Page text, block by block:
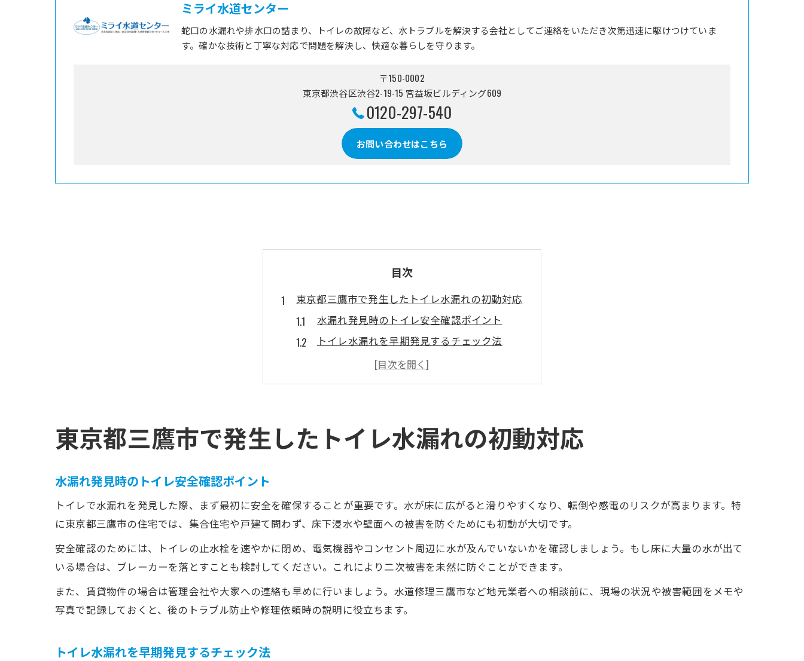
ミライ水道センター
蛇口の水漏れや排水口の詰まり、トイレの故障など、水トラブルを解決する会社としてご連絡をいただき次第迅速に駆けつけていま
す。確かな技術と丁寧な対応で問題を解決し、快適な暮らしを守ります。
〒150-0002
東京都渋谷区渋谷2-19-15 宮益坂ビルディング609
0120-297-540
お問い合わせはこちら
目次
東京都三鷹市で発生したトイレ水漏れの初動対応
水漏れ発見時のトイレ安全確認ポイント
トイレ水漏れを早期発見するチェック法
急な水漏れでも慌てない初期対応の流れ
三鷹市で水漏れトラブルが起きた際の注意点
水漏れトラブル解決へ三鷹市でできること
三鷹市で水漏れ時に役立つトイレ修理知識
簡単にできる水漏れ応急処置の具体例
水漏れ時の三鷹市での正しい行動とは
原因から探るトイレ水漏れ対策のポイント
水漏れの主な原因を知り的確に対策する
トイレ水漏れの部位別原因とその見分け方
よくある水漏れトラブルの予防策まとめ
東京都三鷹市で発生したトイレ水漏れの初動対応
水漏れ発見時のトイレ安全確認ポイント
トイレで水漏れを発見した際、まず最初に安全を確保することが重要です。水が床に広がると滑りやすくなり、転倒や感電のリスクが高まります。特
に東京都三鷹市の住宅では、集合住宅や戸建て問わず、床下浸水や壁面への被害を防ぐためにも初動が大切です。
安全確認のためには、トイレの止水栓を速やかに閉め、電気機器やコンセント周辺に水が及んでいないかを確認しましょう。もし床に大量の水が出て
いる場合は、ブレーカーを落とすことも検討してください。これにより二次被害を未然に防ぐことができます。
また、賃貸物件の場合は管理会社や大家への連絡も早めに行いましょう。水道修理三鷹市など地元業者への相談前に、現場の状況や被害範囲をメモや
写真で記録しておくと、後のトラブル防止や修理依頼時の説明に役立ちます。
トイレ水漏れを早期発見するチェック法